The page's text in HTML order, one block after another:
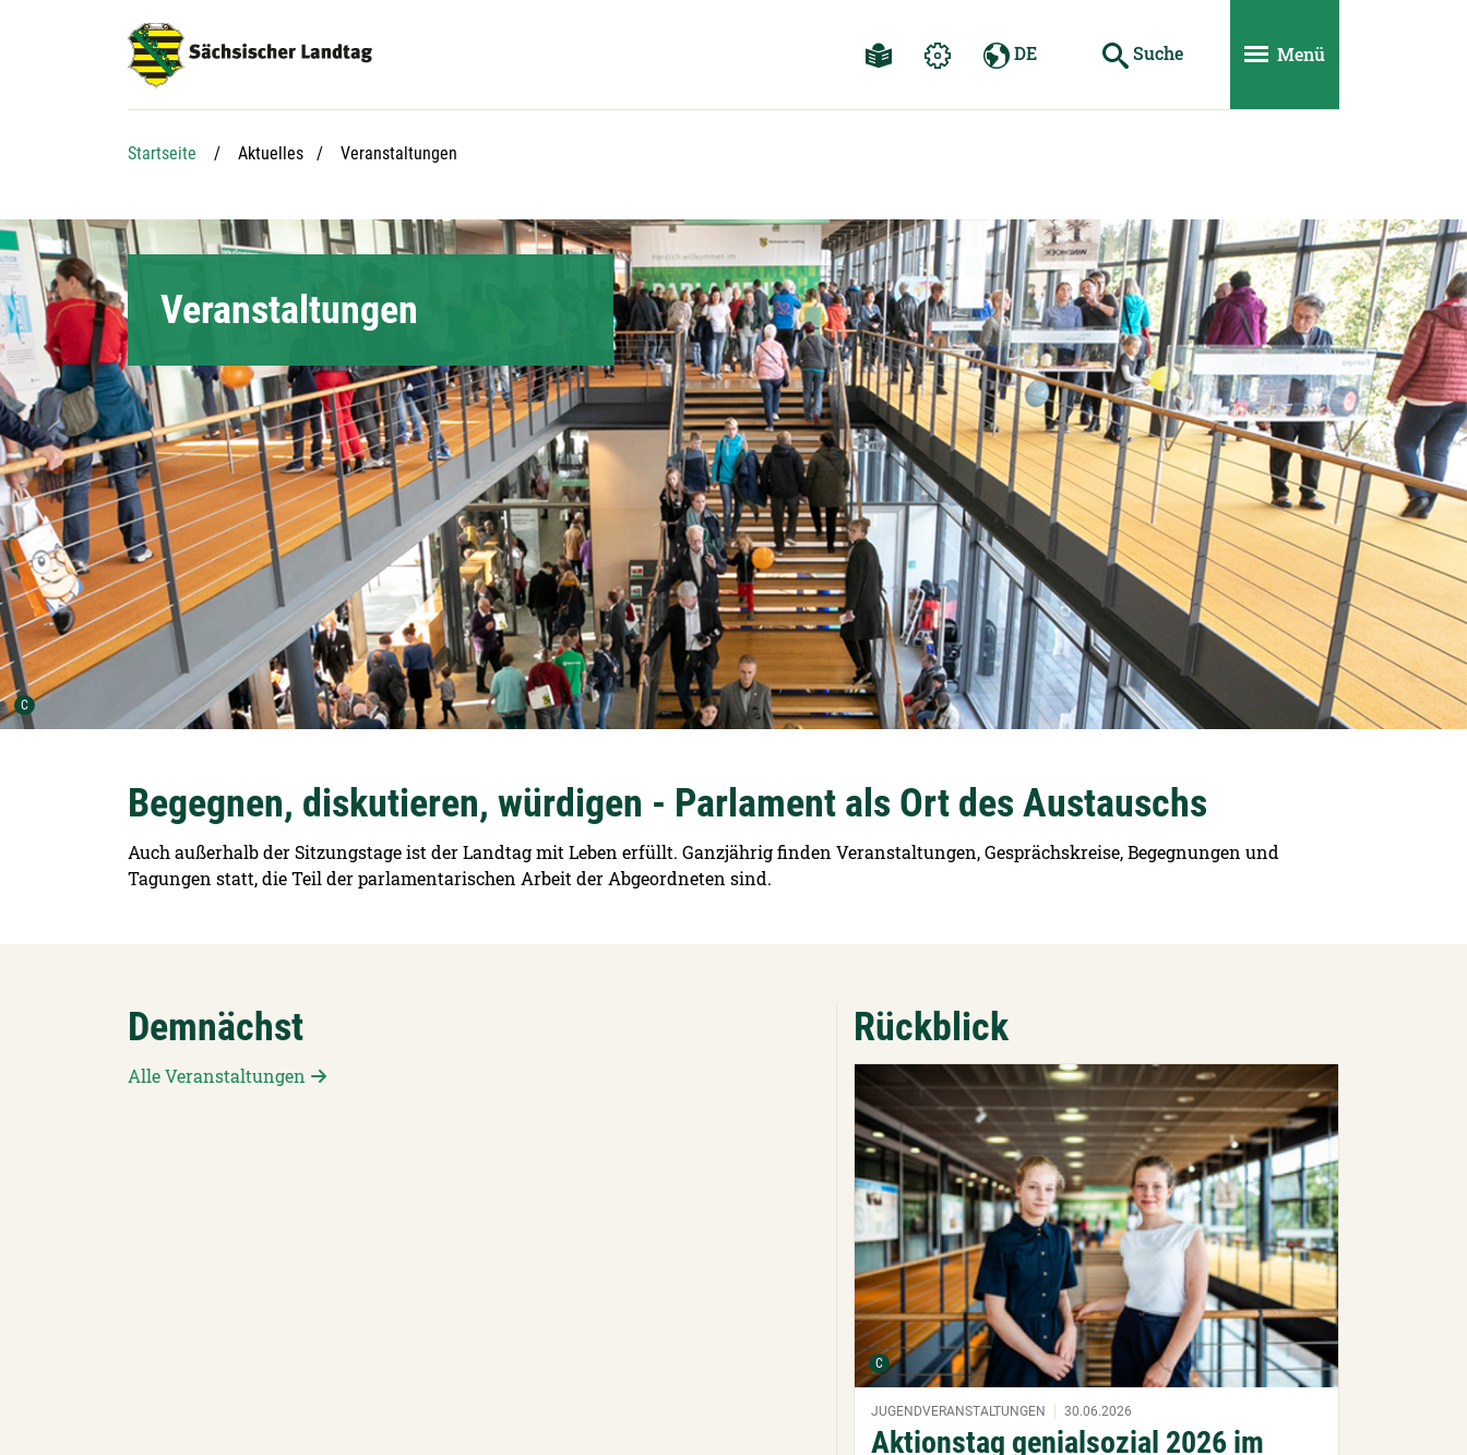
DE Suche Menü
Startseite Aktuelles Aktuelle Seite:
Veranstaltungen
C Urheber der Grafik:
Veranstaltungen
Begegnen, diskutieren, würdigen - Parlament als Ort des Austauschs
Auch außerhalb der Sitzungstage ist der Landtag mit Leben erfüllt. Ganzjährig finden Veranstaltungen, Gesprächskreise, Begegnungen und
Tagungen statt, die Teil der parlamentarischen Arbeit der Abgeordneten sind.
Demnächst
Alle Veranstaltungen
Rückblick
C Urheber der Grafik:
Aktionstag genialsozial 2026 im
JUGENDVERANSTALTUNGEN 30.06.2026